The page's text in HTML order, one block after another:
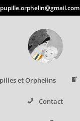
pupille.orphelin@gmail.com
et Orphelins
Contact